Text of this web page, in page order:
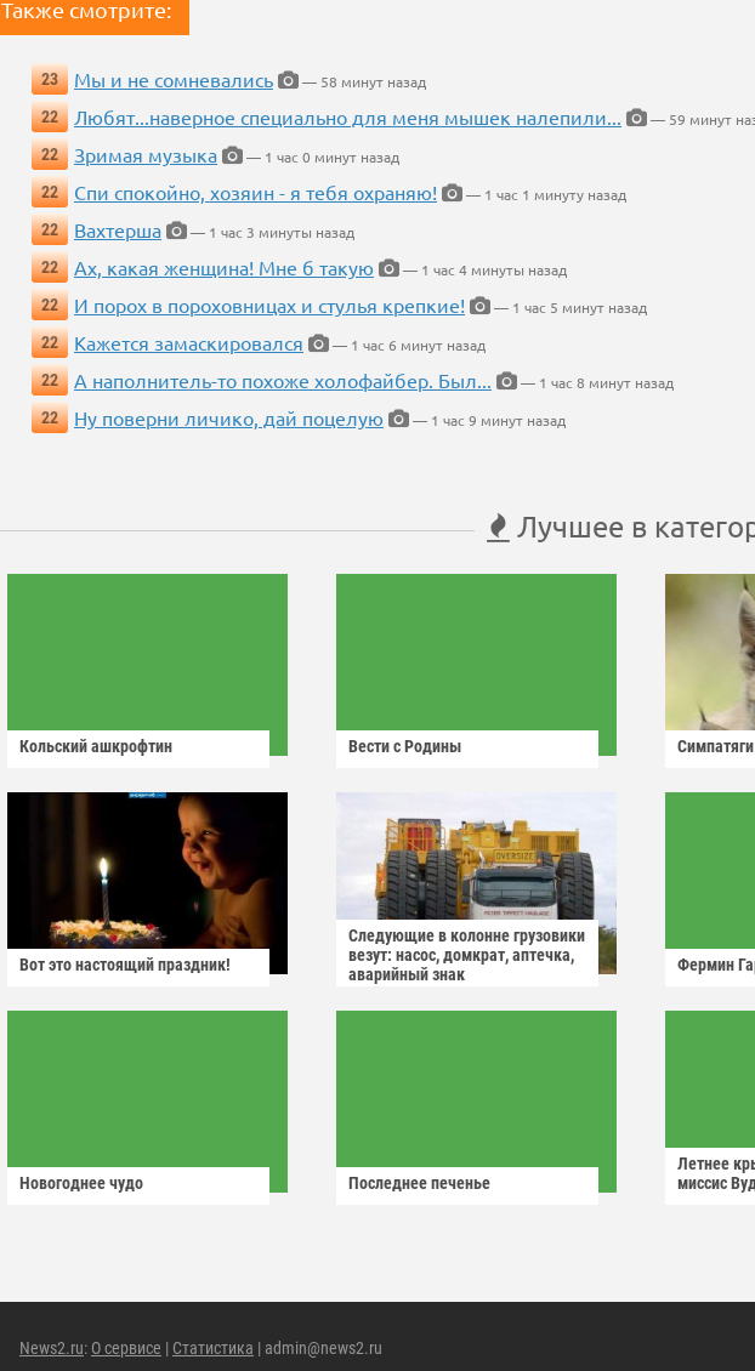
Также смотрите:
23 Мы и не сомневались
— 58 минут назад
22
Любят...наверное специально для меня мышек налепили...
— 59 минут
22
Зримая музыка
— 1 час 0 минут назад
22
Спи спокойно, хозяин - я тебя охраняю!
— 1 час 1 минуту назад
22
Вахтерша
— 1 час 3 минуты назад
22
Ах, какая женщина! Мне б такую
— 1 час 4 минуты назад
22
И порох в пороховницах и стулья крепкие!
— 1 час 5 минут назад
22
Кажется замаскировался
— 1 час 6 минут назад
22
А наполнитель-то похоже холофайбер. Был...
— 1 час 8 минут назад
22
Ну поверни личико, дай поцелую — 1 час 9 минут назад
Лучшее в
Кольский ашкрофтин Вести с Родины Симпатяги
Вот это настоящий праздник!
Следующие в колонне грузовики
везут: насос, домкрат, аптечка,
аварийный знак
Фермин
Новогоднее чудо Последнее печенье
Летнее
миссис
News2.ru: О сервисе | Статистика | admin@news2.ru